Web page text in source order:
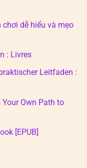
dễ hiểu và mẹo
: Livres
Leitfaden :
Own Path to
[EPUB]